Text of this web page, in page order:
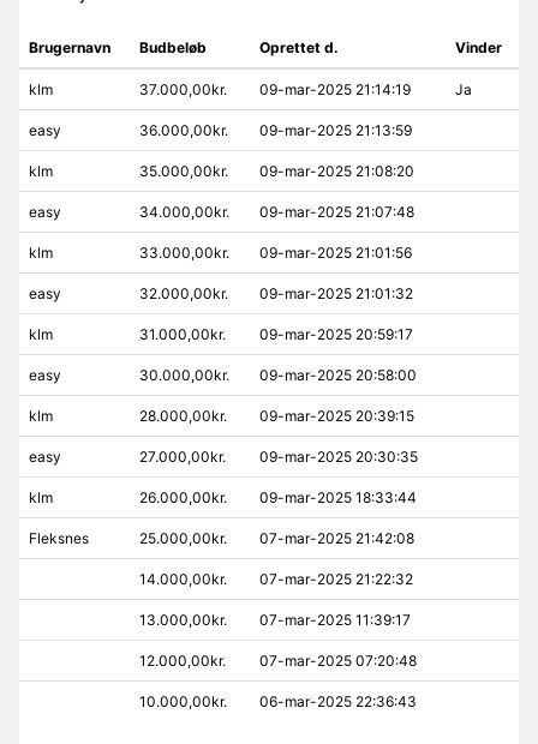
Brugernavn Budbeløb Oprettet d. Vinder
klm 37.000,00kr. 09-mar-2025 21:14:19 Ja
easy 36.000,00kr. 09-mar-2025 21:13:59
klm 35.000,00kr. 09-mar-2025 21:08:20
easy 34.000,00kr. 09-mar-2025 21:07:48
klm 33.000,00kr. 09-mar-2025 21:01:56
easy 32.000,00kr. 09-mar-2025 21:01:32
klm 31.000,00kr. 09-mar-2025 20:59:17
easy 30.000,00kr. 09-mar-2025 20:58:00
klm 28.000,00kr. 09-mar-2025 20:39:15
easy 27.000,00kr. 09-mar-2025 20:30:35
klm 26.000,00kr. 09-mar-2025 18:33:44
Fleksnes 25.000,00kr. 07-mar-2025 21:42:08
14.000,00kr. 07-mar-2025 21:22:32
13.000,00kr. 07-mar-2025 11:39:17
12.000,00kr. 07-mar-2025 07:20:48
10.000,00kr. 06-mar-2025 22:36:43